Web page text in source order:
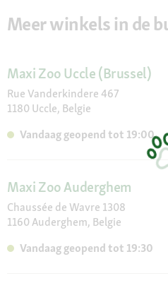
Hill's, Hupple, Interzoo, JBL,
Kerbl, Kitty's Cuisine, KONG,
Plan, Puppia, Purina ONE, Quiko,
Select Gold, Sera, Sheba, Simple
Take Care, Trixie, Velda, Versele-
Meer winkels in de
Maxi Zoo Uccle (Brussel)
Rue Vanderkindere 467
1180 Uccle, Belgie
Vandaag geopend tot 19:00
Maxi Zoo Auderghem
Chaussée de Wavre 1308
1160 Auderghem, Belgie
Vandaag geopend tot 19:30